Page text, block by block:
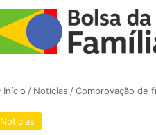
Início / Notícias /Comprovação de
Notícias